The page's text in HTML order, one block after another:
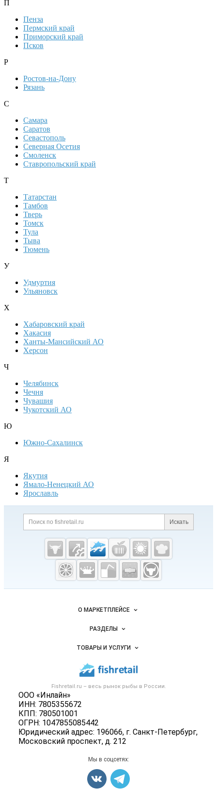
П
Пенза
Пермский край
Приморский край
Псков
Р
Ростов-на-Дону
Рязань
С
Самара
Саратов
Севастополь
Северная Осетия
Смоленск
Ставропольский край
Т
Татарстан
Тамбов
Тверь
Томск
Тула
Тыва
Тюмень
У
Удмуртия
Ульяновск
Х
Хабаровский край
Хакасия
Ханты-Мансийский АО
Херсон
Ч
Челябинск
Чечня
Чувашия
Чукотский АО
Ю
Южно-Сахалинск
Я
Якутия
Ямало-Ненецкий АО
Ярославль
Дополнительная информация
Поиск по сайту и
Искать
Cсылки на полезные проекты
Fishretail.ru —
рыба,
морепродукты
Важные разделы и контакты
Fishretail.ru – весь рынок рыбы в России.
ООО «Инлайн»
ИНН: 7805355672
КПП: 780501001
ОГРН: 1047855085442
Юридический адрес: 196066, г. Санкт-Петербург,
Московский проспект, д. 212
Навигация по сайтуО МАРКЕТПЛЕЙСЕ
Новости Fishretail.ru
Размещение рекламы
Публичная оферта
Контактная информация
Политика обработки персональных данных
РАЗДЕЛЫ
Объявления
Новости рынка
Вакансии
Блог
ТОВАРЫ И УСЛУГИ
Икра
Рыбопосадочный материал
Полуфабрикаты
Консервы
Карта объявлений
Мы в соцсетях: